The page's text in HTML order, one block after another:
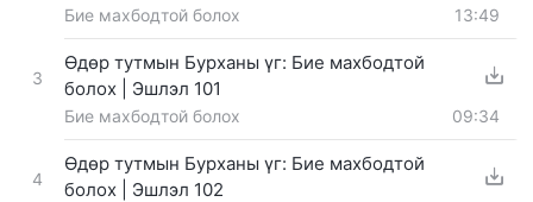
Бие махбодтой болох 13:49
3
Өдөр тутмын Бурханы үг: Бие махбодтой
болох | Эшлэл 101
Бие махбодтой болох 09:34
4
Өдөр тутмын Бурханы үг: Бие махбодтой
болох | Эшлэл 102